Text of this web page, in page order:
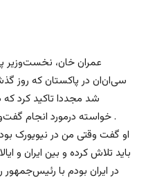
عمران خان، نخست‌وزیر
سی‌ان‌ان در پاکستان که روز
شد مجددا تاکید کرد که
خواسته درمورد انجام گفت‌وگو میان آمریکا وایران میانجیگری کند .
او گفت وقتی من در نیویورک
باید تلاش کرده و بین ایران و
در ایران بودم با رئیس‌جمهور